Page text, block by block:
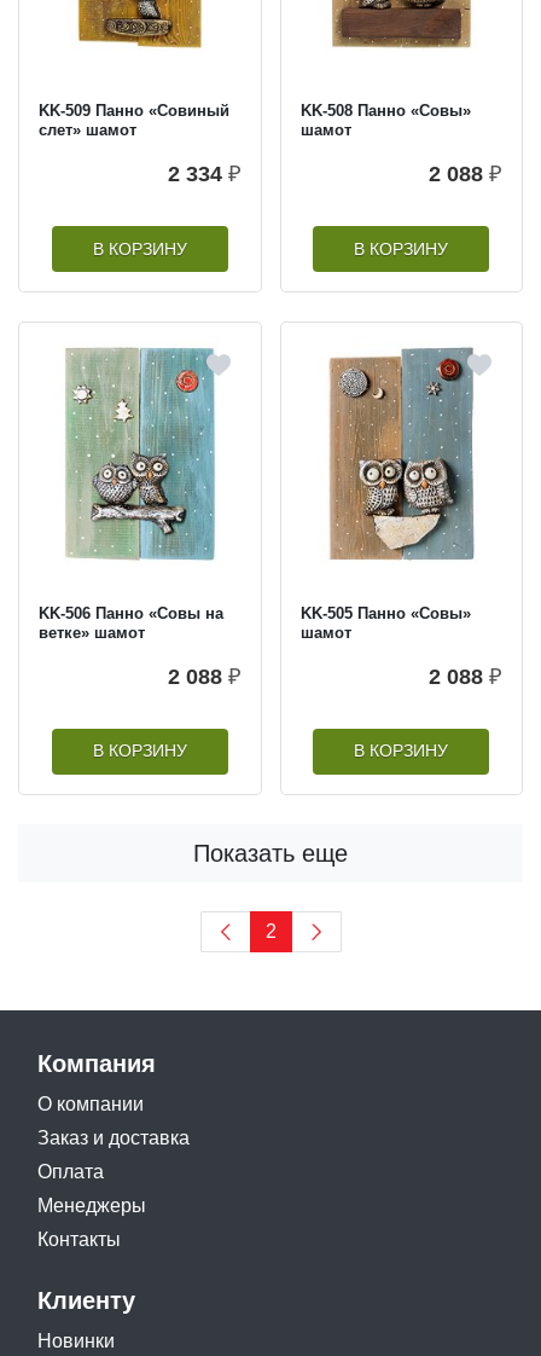
KK-509 Панно «Совиный
слет» шамот
2 334 ₽
В КОРЗИНУ
KK-508 Панно «Совы»
шамот
2 088 ₽
В КОРЗИНУ
KK-506 Панно «Совы на
ветке» шамот
2 088 ₽
В КОРЗИНУ
KK-505 Панно «Совы»
шамот
2 088 ₽
В КОРЗИНУ
Показать еще
2
Компания
О компании
Заказ и доставка
Оплата
Менеджеры
Контакты
Клиенту
Новинки